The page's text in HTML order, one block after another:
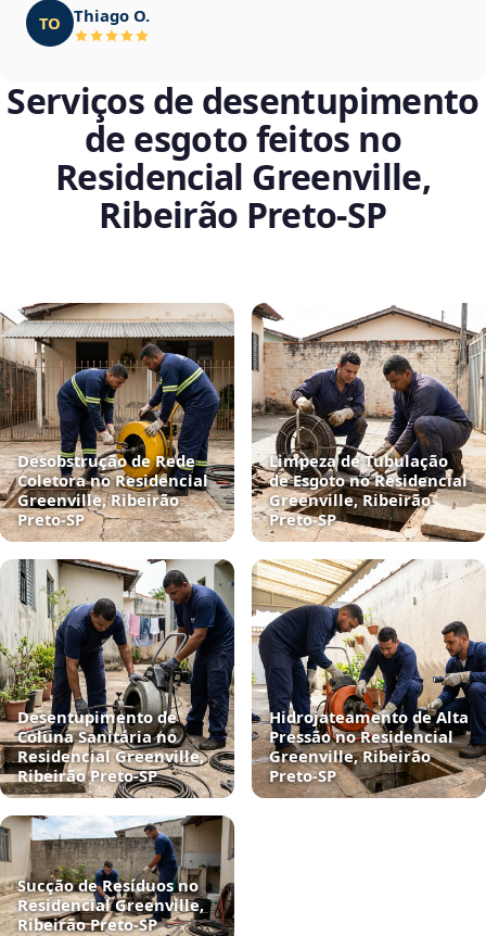
TO Thiago O.
Serviços de desentupimento
de esgoto feitos no
Residencial Greenville,
Ribeirão Preto‑SP
Desobstrução de Rede
Coletora no Residencial
Greenville, Ribeirão
Preto‑SP
Limpeza de Tubulação
de Esgoto no Residencial
Greenville, Ribeirão
Preto‑SP
Desentupimento de
Coluna Sanitária no
Residencial Greenville,
Ribeirão Preto‑SP
Hidrojateamento de Alta
Pressão no Residencial
Greenville, Ribeirão
Preto‑SP
Sucção de Resíduos no
Residencial Greenville,
Ribeirão Preto‑SP